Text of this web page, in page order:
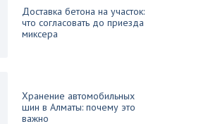
Доставка бетона на участок:
что согласовать до приезда
миксера
Хранение автомобильных
шин в Алматы: почему это
важно